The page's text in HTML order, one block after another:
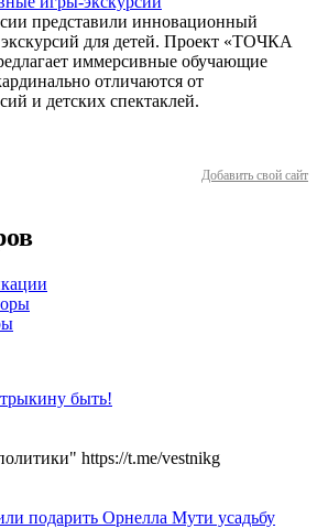
представили инновационный
для детей. Проект «ТОЧКА
иммерсивные обучающие
отличаются от
и детских спектаклей.
Добавить свой сайт
быть!
https://t.me/vestnikg
подарить Орнелла Мути усадьбу